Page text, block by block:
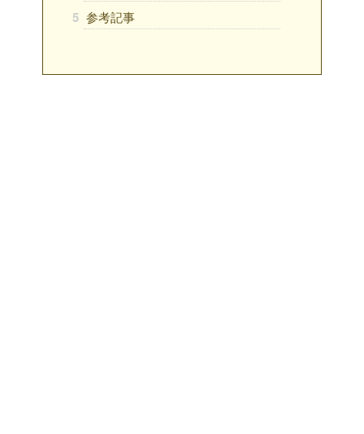
5 参考記事